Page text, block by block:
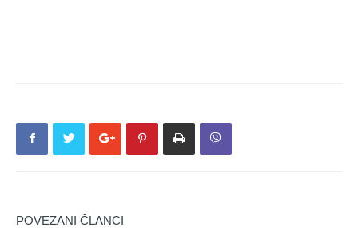
POVEZANI ČLANCI